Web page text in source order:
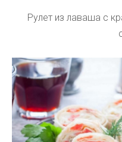
Рулет из лаваша с